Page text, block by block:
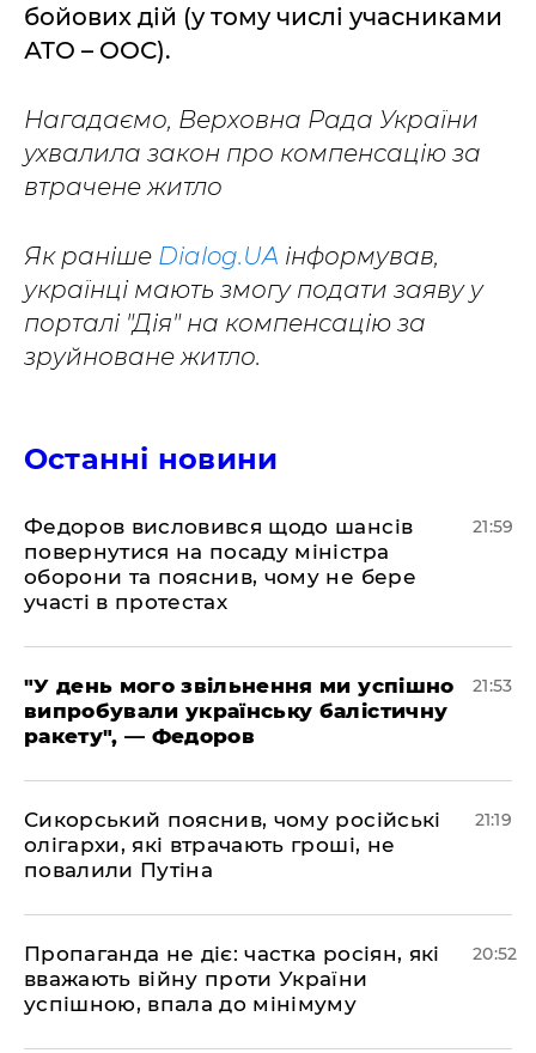
бойових дій (у тому числі учасниками
АТО – ООС).
Нагадаємо, Верховна Рада України
ухвалила закон про компенсацію за
втрачене житло
Як раніше Dialog.UA інформував,
українці мають змогу подати заяву у
порталі "Дія" на компенсацію за
зруйноване житло.
Останні новини
​Федоров висловився щодо шансів
повернутися на посаду міністра
оборони та пояснив, чому не бере
участі в протестах
21:59
​"У день мого звільнення ми успішно
випробували українську балістичну
ракету", — Федоров
21:53
​Сикорський пояснив, чому російські
олігархи, які втрачають гроші, не
повалили Путіна
21:19
​Пропаганда не діє: частка росіян, які
вважають війну проти України
успішною, впала до мінімуму
20:52